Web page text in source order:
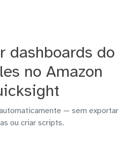
dashboards do
no Amazon
— sem exportar
ou criar scripts.